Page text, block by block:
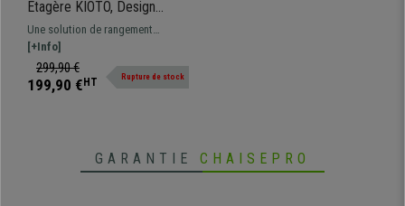
Étagère KIOTO, Design
Moderne, En Bois, 145X139
cm, Nombreux rangements,
Blanc
Une solution de rangement
pratique, avec nombreux
compartiments. Parfait pour votre
bureau ou votre maison.
[+Info]
299,90 €
199,90 € HT Rupture de stock
GARANTIE CHAISEPRO